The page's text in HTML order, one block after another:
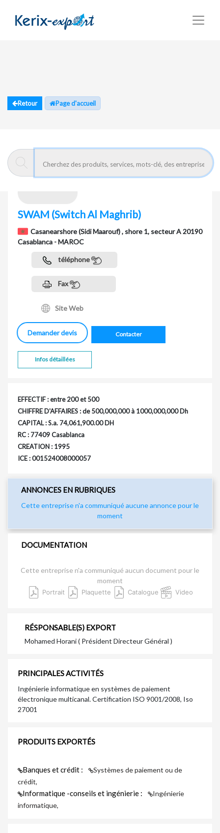
Retour Page d'accueil
SWAM (Switch Al Maghrib)
Casanearshore (Sidi Maarouf) , shore 1, secteur A 20190
Casablanca - MAROC
téléphone
Fax
Site Web
Demander devis Contacter
Infos détaillées
EFFECTIF : entre 200 et 500
CHIFFRE D'AFFAIRES : de 500,000,000 à 1000,000,000 Dh
CAPITAL : S.a. 74,061,900.00 DH
RC : 77409 Casablanca
CREATION : 1995
ICE : 001524008000057
ANNONCES EN RUBRIQUES
Cette entreprise n'a communiqué aucune annonce pour le
moment
DOCUMENTATION
Cette entreprise n'a communiqué aucun document pour le
moment
Portrait Plaquette Catalogue Video
RÉSPONSABLE(S) EXPORT
Mohamed Horani ( Président Directeur Général )
PRINCIPALES ACTIVITÉS
Ingénierie informatique en systèmes de paiement
électronique multicanal. Certification ISO 9001/2008, Iso
27001
PRODUITS EXPORTÉS
Banques et crédit :
Systèmes de paiement ou de
crédit,
Informatique -conseils et ingénierie :
Ingénierie
informatique,